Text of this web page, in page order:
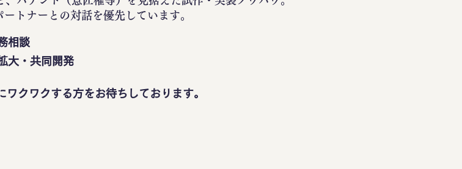
トナーとの対話を優先しています。
相談
大・共同開発
ワクワクする方をお待ちしております。